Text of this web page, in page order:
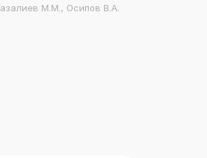
М.М., Осипов В.А.